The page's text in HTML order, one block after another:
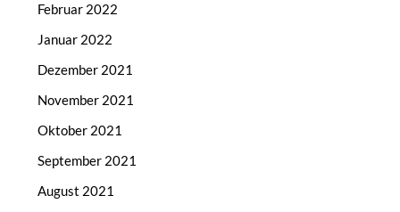
Februar 2022
Januar 2022
Dezember 2021
November 2021
Oktober 2021
September 2021
August 2021